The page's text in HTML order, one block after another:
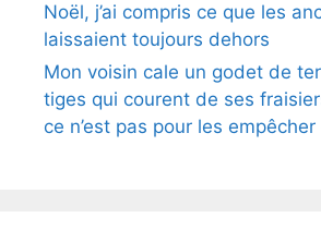
Noël, j’ai compris ce que les
laissaient toujours dehors
Mon voisin cale un godet de
tiges qui courent de ses
ce n’est pas pour les empêcher